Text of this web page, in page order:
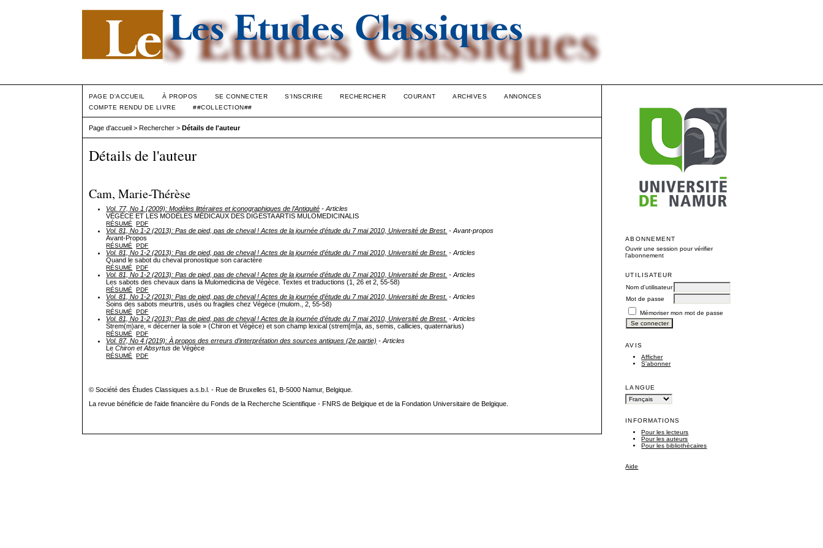
ABONNEMENT
Ouvrir une session pour vérifier
l'abonnement
UTILISATEUR
Nom d'utilisateur
Mot de passe
Mémoriser mon mot de passe
AVIS
Afficher
S'abonner
LANGUE
INFORMATIONS
Pour les lecteurs
Pour les auteurs
Pour les bibliothécaires
Aide
PAGE D'ACCUEIL À PROPOS SE CONNECTER S'INSCRIRE RECHERCHER COURANT ARCHIVES
ANNONCES
COMPTE RENDU DE LIVRE
##COLLECTION##
Page d'accueil >Rechercher >Détails de l'auteur
Détails de l'auteur
Cam, Marie-Thérèse
Vol. 77, No 1 (2009): Modèles littéraires et iconographiques de l’Antiquité - Articles
VÉGÈCE ET LES MODÈLES MÉDICAUX DES DIGESTA ARTIS MULOMEDICINALIS
RÉSUMÉ PDF
Vol. 81, No 1-2 (2013): Pas de pied, pas de cheval ! Actes de la journée d’étude du 7 mai 2010, Université de Brest. - Avant-propos
Avant-Propos
RÉSUMÉ PDF
Vol. 81, No 1-2 (2013): Pas de pied, pas de cheval ! Actes de la journée d’étude du 7 mai 2010, Université de Brest. - Articles
Quand le sabot du cheval pronostique son caractère
RÉSUMÉ PDF
Vol. 81, No 1-2 (2013): Pas de pied, pas de cheval ! Actes de la journée d’étude du 7 mai 2010, Université de Brest. - Articles
Les sabots des chevaux dans la Mulomedicina de Végèce. Textes et traductions (1, 26 et 2, 55-58)
RÉSUMÉ PDF
Vol. 81, No 1-2 (2013): Pas de pied, pas de cheval ! Actes de la journée d’étude du 7 mai 2010, Université de Brest. - Articles
Soins des sabots meurtris, usés ou fragiles chez Végèce (mulom., 2, 55-58)
RÉSUMÉ PDF
Vol. 81, No 1-2 (2013): Pas de pied, pas de cheval ! Actes de la journée d’étude du 7 mai 2010, Université de Brest. - Articles
Strem(m)are, « décerner la sole » (Chiron et Végèce) et son champ lexical (strem[m]a, as, semis, callicies, quaternarius)
RÉSUMÉ PDF
Vol. 87, No 4 (2019): À propos des erreurs d’interprétation des sources antiques (2e partie) - Articles
LeChiron et Absyrtus de Végèce
RÉSUMÉ PDF
© Société des Études Classiques a.s.b.l. - Rue de Bruxelles 61, B-5000 Namur, Belgique.
La revue bénéficie de l'aide financière du Fonds de la Recherche Scientifique - FNRS de Belgique et de la Fondation Universitaire de Belgique.